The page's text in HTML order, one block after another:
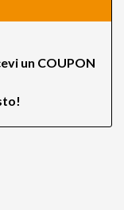
un COUPON